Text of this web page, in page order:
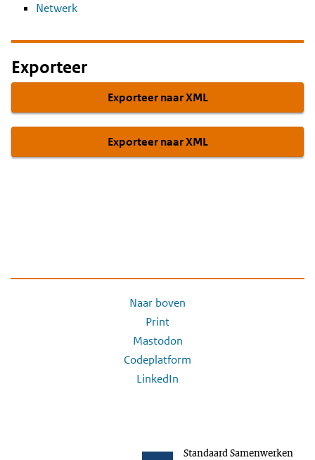
Netwerk
Exporteer
Exporteer naar XML
Exporteer naar XML
Naar boven
Print
Mastodon
Codeplatform
LinkedIn
Standaard Samenwerken